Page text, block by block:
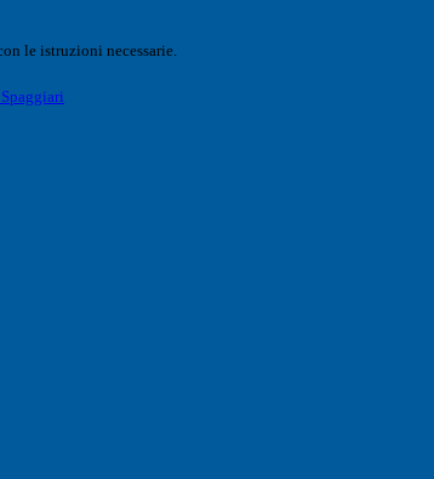
le istruzioni necessarie.